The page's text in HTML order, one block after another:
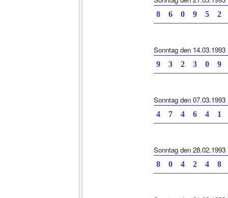
8 6 0 9 5
Sonntag den 14.03.1993
9 3 2 3 0
Sonntag den 07.03.1993
4 7 4 6 4
Sonntag den 28.02.1993
8 0 4 2 4